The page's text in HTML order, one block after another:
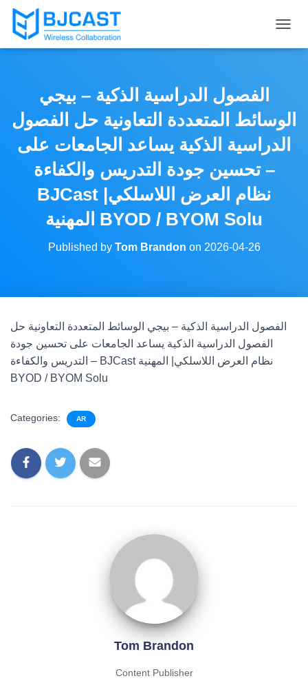
O
N
A
V
I
الفصول الدراسية الذكية – بيجي
الوسائط المتعددة التعاونية حل الفصول
الدراسية الذكية يساعد الجامعات على
تحسين جودة التدريس والكفاءة –
BJCast نظام العرض اللاسلكي|
المهنية BYOD / BYOM Solu
Published by Tom Brandon on 2026-04-26
الفصول الدراسية الذكية – بيجي الوسائط المتعددة التعاونية حل
الفصول الدراسية الذكية يساعد الجامعات على تحسين جودة
التدريس والكفاءة – BJCast نظام العرض اللاسلكي| المهنية
BYOD / BYOM Solu
Categories: AR
Tom Brandon
Content Publisher